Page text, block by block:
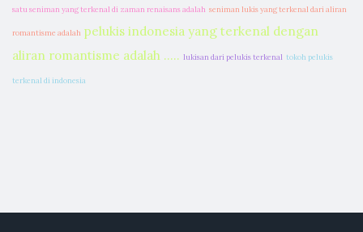
satu seniman yang terkenal di zaman renaisans adalah seniman lukis yang terkenal dari aliran
romantisme adalah pelukis indonesia yang terkenal dengan
aliran romantisme adalah ..... lukisan dari pelukis terkenal tokoh pelukis
terkenal di indonesia